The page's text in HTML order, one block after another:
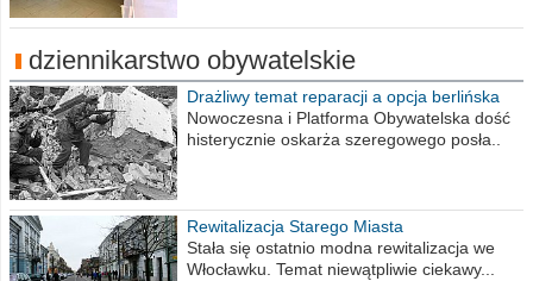
dziennikarstwo obywatelskie
Drażliwy temat reparacji a opcja berlińska
Nowoczesna i Platforma Obywatelska dość
histerycznie oskarża szeregowego posła..
Rewitalizacja Starego Miasta
Stała się ostatnio modna rewitalizacja we
Włocławku. Temat niewątpliwie ciekawy...